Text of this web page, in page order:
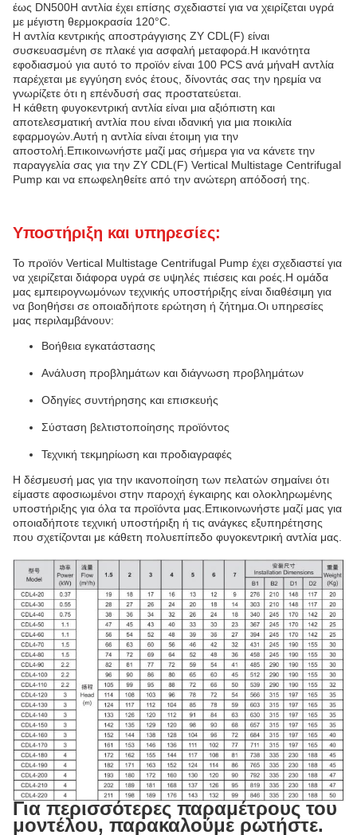
έως DN500Η αντλία έχει επίσης σχεδιαστεί για να χειρίζεται υγρά
με μέγιστη θερμοκρασία 120°C.
Η αντλία κεντρικής αποστράγγισης ZY CDL(F) είναι
συσκευασμένη σε πλακέ για ασφαλή μεταφορά.Η ικανότητα
εφοδιασμού για αυτό το προϊόν είναι 100 PCS ανά μήναΗ αντλία
παρέχεται με εγγύηση ενός έτους, δίνοντάς σας την ηρεμία να
γνωρίζετε ότι η επένδυσή σας προστατεύεται.
Η κάθετη φυγοκεντρική αντλία είναι μια αξιόπιστη και
αποτελεσματική αντλία που είναι ιδανική για μια ποικιλία
εφαρμογών.Αυτή η αντλία είναι έτοιμη για την
αποστολή.Επικοινωνήστε μαζί μας σήμερα για να κάνετε την
παραγγελία σας για την ZY CDL(F) Vertical Multistage Centrifugal
Pump και να επωφεληθείτε από την ανώτερη απόδοσή της.
Υποστήριξη και υπηρεσίες:
Το προϊόν Vertical Multistage Centrifugal Pump έχει σχεδιαστεί για
να χειρίζεται διάφορα υγρά σε υψηλές πιέσεις και ροές.Η ομάδα
μας εμπειρογνωμόνων τεχνικής υποστήριξης είναι διαθέσιμη για
να βοηθήσει σε οποιαδήποτε ερώτηση ή ζήτημα.Οι υπηρεσίες
μας περιλαμβάνουν:
Βοήθεια εγκατάστασης
Ανάλυση προβλημάτων και διάγνωση προβλημάτων
Οδηγίες συντήρησης και επισκευής
Σύσταση βελτιστοποίησης προϊόντος
Τεχνική τεκμηρίωση και προδιαγραφές
Η δέσμευσή μας για την ικανοποίηση των πελατών σημαίνει ότι
είμαστε αφοσιωμένοι στην παροχή έγκαιρης και ολοκληρωμένης
υποστήριξης για όλα τα προϊόντα μας.Επικοινωνήστε μαζί μας για
οποιαδήποτε τεχνική υποστήριξη ή τις ανάγκες εξυπηρέτησης
που σχετίζονται με κάθετη πολυεπίπεδο φυγοκεντρική αντλία μας.
Για περισσότερες παραμέτρους του
μοντέλου, παρακαλούμε ρωτήστε.